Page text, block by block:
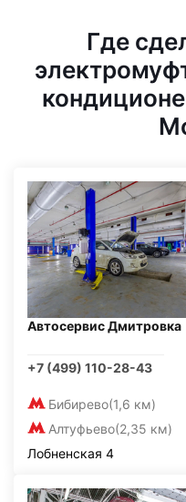
Где
Автосервис Дмитровка
+7 (499) 110-28-43
Бибирево(1,6 км)
Алтуфьево(2,35 км)
Лобненская 4